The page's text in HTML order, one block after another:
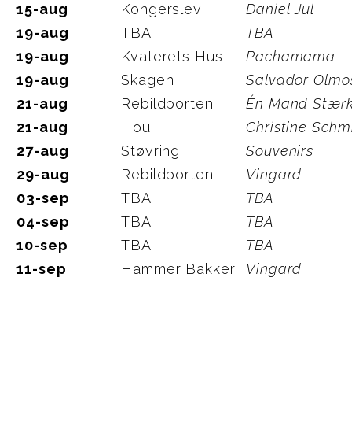
15-aug
Kongerslev
Daniel Jul
19-aug
TBA
TBA
19-aug
Kvaterets Hus
Pachamama
19-aug
Skagen
Salvador
21-aug
Rebildporten
Én Mand
21-aug
Hou
Christine
27-aug
Støvring
Souvenirs
29-aug
Rebildporten
Vingard
03-sep
TBA
TBA
04-sep
TBA
TBA
10-sep
TBA
TBA
11-sep
Hammer Bakker Vingard